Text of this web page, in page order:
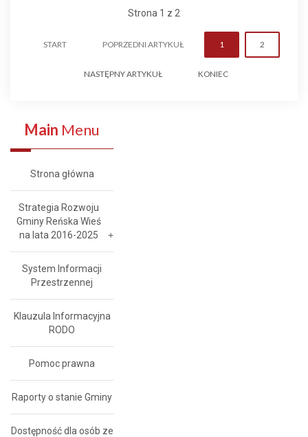
Strona 1 z 2
START POPRZEDNI ARTYKUŁ 1 2
NASTĘPNY ARTYKUŁ KONIEC
Main Menu
Strona główna
Strategia Rozwoju
Gminy Reńska Wieś
na lata 2016-2025
System Informacji
Przestrzennej
Klauzula Informacyjna
RODO
Pomoc prawna
Raporty o stanie Gminy
Dostępność dla osób ze